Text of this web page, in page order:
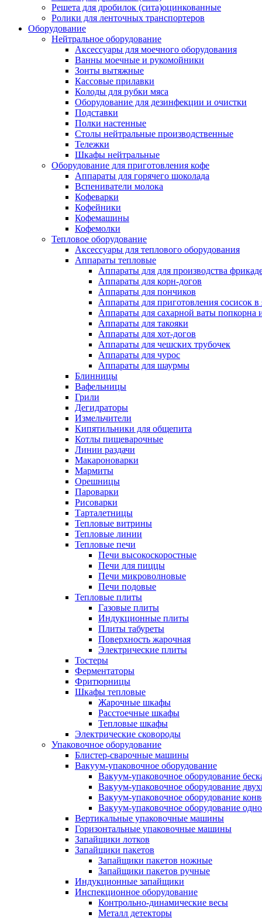
Решета для дробилок (сита)оцинкованные
Ролики для ленточных транспортеров
Оборудование
Нейтральное оборудование
Аксессуары для моечного оборудования
Ванны моечные и рукомойники
Зонты вытяжные
Кассовые прилавки
Колоды для рубки мяса
Оборудование для дезинфекции и очистки
Подставки
Полки настенные
Столы нейтральные производственные
Тележки
Шкафы нейтральные
Оборудование для приготовления кофе
Аппараты для горячего шоколада
Вспениватели молока
Кофеварки
Кофейники
Кофемашины
Кофемолки
Тепловое оборудование
Аксессуары для теплового оборудования
Аппараты тепловые
Аппараты для для производства
Аппараты для корн-догов
Аппараты для пончиков
Аппараты для приготовления сосисок в
Аппараты для сахарной ваты попкорна
Аппараты для такояки
Аппараты для хот-догов
Аппараты для чешских трубочек
Аппараты для чурос
Аппараты для шаурмы
Блинницы
Вафельницы
Грили
Дегидраторы
Измельчители
Кипятильники для общепита
Котлы пищеварочные
Линии раздачи
Макароноварки
Мармиты
Орешницы
Пароварки
Рисоварки
Тарталетницы
Тепловые витрины
Тепловые линии
Тепловые печи
Печи высокоскоростные
Печи для пиццы
Печи микроволновые
Печи подовые
Тепловые плиты
Газовые плиты
Индукционные плиты
Плиты табуреты
Поверхность жарочная
Электрические плиты
Тостеры
Ферментаторы
Фритюрницы
Шкафы тепловые
Жарочные шкафы
Расстоечные шкафы
Тепловые шкафы
Электрические сковороды
Упаковочное оборудование
Блистер-сварочные машины
Вакуум-упаковочное оборудование
Вакуум-упаковочное оборудование
Вакуум-упаковочное оборудование
Вакуум-упаковочное оборудование
Вакуум-упаковочное оборудование
Вертикальные упаковочные машины
Горизонтальные упаковочные машины
Запайщики лотков
Запайщики пакетов
Запайщики пакетов ножные
Запайщики пакетов ручные
Индукционные запайщики
Инспекционное оборудование
Контрольно-динамические весы
Металл детекторы